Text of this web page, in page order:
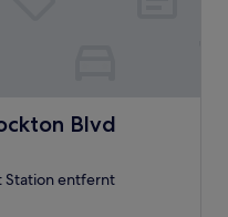
Blvd
Blvd
Station entfernt